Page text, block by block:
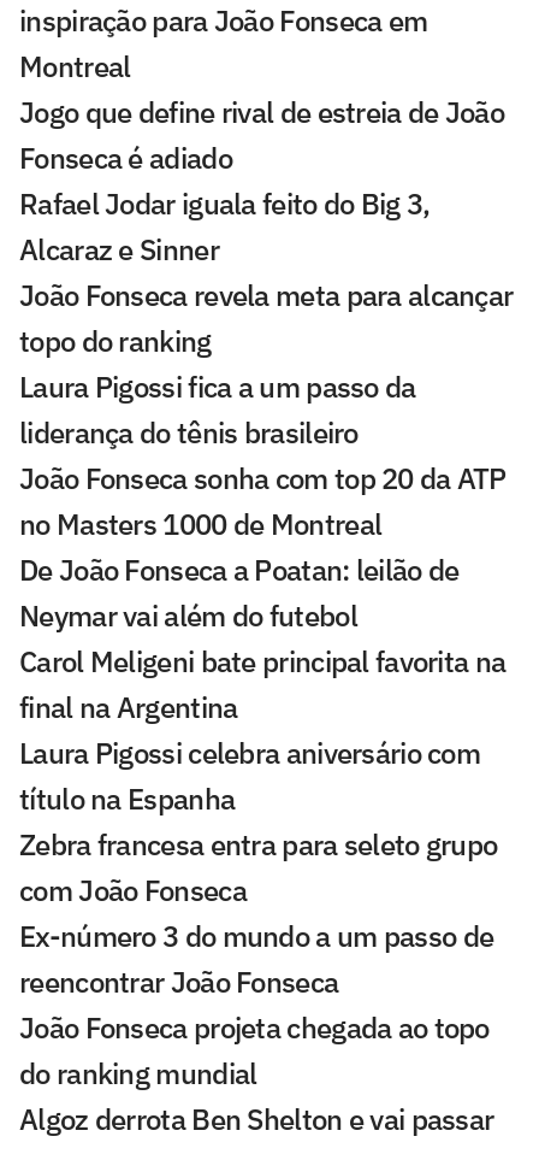
inspiração para João Fonseca em
Montreal
Jogo que define rival de estreia de João
Fonseca é adiado
Rafael Jodar iguala feito do Big 3,
Alcaraz e Sinner
João Fonseca revela meta para alcançar
topo do ranking
Laura Pigossi fica a um passo da
liderança do tênis brasileiro
João Fonseca sonha com top 20 da ATP
no Masters 1000 de Montreal
De João Fonseca a Poatan: leilão de
Neymar vai além do futebol
Carol Meligeni bate principal favorita na
final na Argentina
Laura Pigossi celebra aniversário com
título na Espanha
Zebra francesa entra para seleto grupo
com João Fonseca
Ex-número 3 do mundo a um passo de
reencontrar João Fonseca
João Fonseca projeta chegada ao topo
do ranking mundial
Algoz derrota Ben Shelton e vai passar